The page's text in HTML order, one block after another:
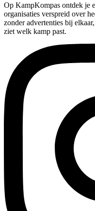
Op KampKompas ontdek je
organisaties verspreid over
zonder advertenties bij
ziet welk kamp past.